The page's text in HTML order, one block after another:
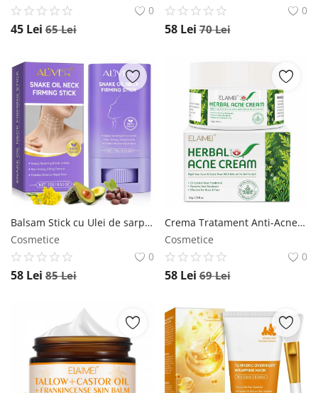
0
45 Lei 65Lei
0
58 Lei 70Lei
Balsam Stick cu Ulei de sarpe pentru Gat, Efect de Lifting si Fermitate, 15 g ALIVER
Cosmetice
0
58 Lei 85Lei
Crema Tratament Anti-Acnee cu Extracte Vegetale pentru Ten Sensibil, Elaimei, 50 g ELAIMEI
Cosmetice
0
58 Lei 69Lei